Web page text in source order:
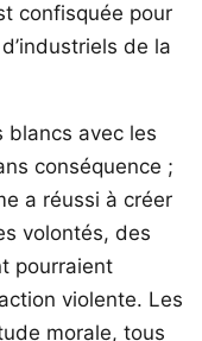
confisquée pour
de la
blancs avec les
conséquence ;
a réussi à créer
volontés, des
pourraient
violente. Les
morale, tous